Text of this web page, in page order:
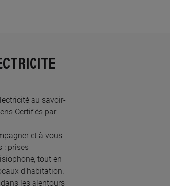
au savoir-
Certifiés par
et à vous
: prises
tout en
d’habitation.
les alentours